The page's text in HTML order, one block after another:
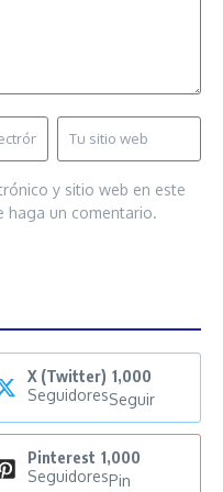
y sitio web en este
haga un comentario.
X (Twitter) 1,000
SeguidoresSeguir
Pinterest 1,000
SeguidoresPin